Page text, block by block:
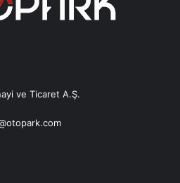
ve Ticaret A.Ş.